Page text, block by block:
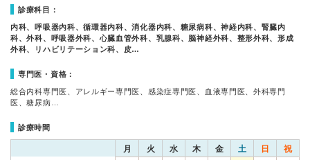
診療科目：
内科、呼吸器内科、循環器内科、消化器内科、糖尿病科、神経内科、腎臓内
科、外科、呼吸器外科、心臓血管外科、乳腺科、脳神経外科、整形外科、形成
外科、リハビリテーション科、皮…
専門医・資格：
総合内科専門医、アレルギー専門医、感染症専門医、血液専門医、外科専門
医、糖尿病…
診療時間
月 火 水 木 金 土 日 祝